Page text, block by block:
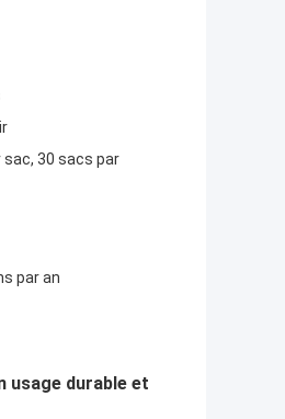
sac, 30 sacs par
par an
usage durable et